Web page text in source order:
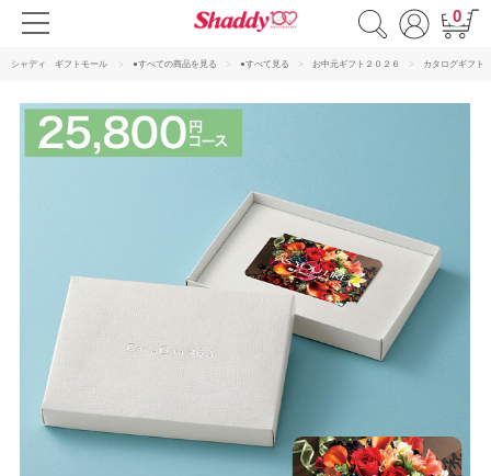
0
シャディ ギフトモール ●すべての商品を見る ●すべて見る お中元ギフト２０２６ カタログギフト